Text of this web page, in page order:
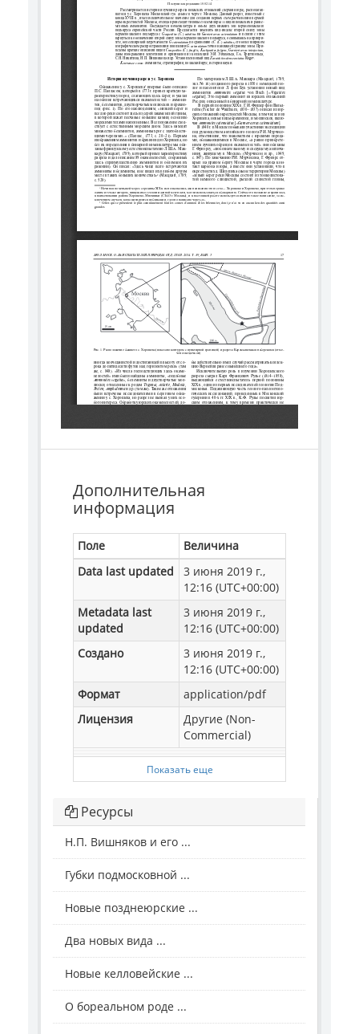
Дополнительная
информация
Поле
Величина
Data last updated
3 июня 2019 г.,
12:16 (UTC+00:00)
Metadata last
updated
3 июня 2019 г.,
12:16 (UTC+00:00)
Создано
3 июня 2019 г.,
12:16 (UTC+00:00)
Формат
application/pdf
Лицензия
Другие (Non-
Commercial)
Показать еще
Ресурсы
Н.П. Вишняков и его ...
Губки подмосковной ...
Новые позднеюрские ...
Два новых вида ...
Новые келловейские ...
О бореальном роде ...